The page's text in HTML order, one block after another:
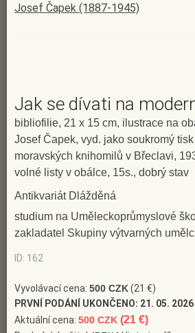
Josef Čapek (1887-1945)
Jak se dívati na
bibliofilie, 21 x 15 cm, ilustrace na
Josef Čapek, vyd. jako soukromý
moravských knihomilů v Břeclavi,
volné listy v obálce, 15s., dobrý stav
Antikvariát Dlážděná
studium na Uměleckoprůmyslové
zakladatel Skupiny výtvarných
ID: 162
Vyvolávací cena: 500 CZK(21 €)
PRVNÍ PODÁNÍ UKONČENO: 21. 05.
Aktuální cena: 500 CZK (21 €)